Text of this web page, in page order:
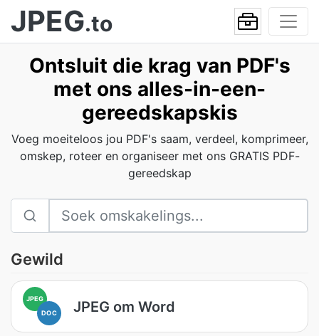
JPEG.to
Ontsluit die krag van PDF's
met ons alles-in-een-
gereedskapskis
Voeg moeiteloos jou PDF's saam, verdeel, komprimeer,
omskep, roteer en organiseer met ons GRATIS PDF-
gereedskap
Gewild
JPEG
DOC
JPEG om Word